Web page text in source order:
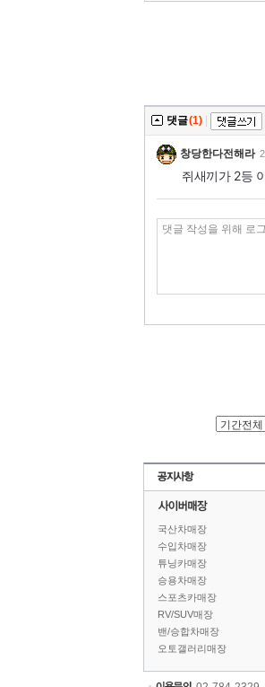
댓글(1)
창당한다전해라
쥐새끼가 2등
국산차매장
수입차매장
튜닝카매장
승용차매장
스포츠카매장
RV/SUV매장
밴/승합차매장
오토갤러리매장